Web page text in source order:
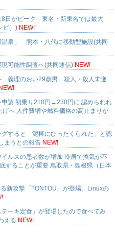
8日がピーク 東名・新東名では最大
ビ）) NEW!
温泉」 熊本・八代に移動型施設(共同
可能性調査へ(共同通信) NEW!
義理のおい29歳男 殺人・殺人未遂
申請 初乗り210円→230円に 認められれ
へ 人件費増や燃料価格の高止まりが
すると「泥棒にひったくられた」と認
まうとの報告 NEW!
ルスの患者数が増加 冷房で換気が不
することが重要 鳥取県・島根県（日本
新攻撃「TONTOU」が登場、Linuxの
ーキ定食」が登場したので食べてみ
える NEW!